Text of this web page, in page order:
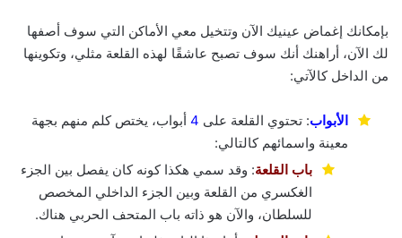
بإمكانك إغماض عينيك الآن وتتخيل معي الأماكن التي سوف أصفها
لك الآن، أراهنك أنك سوف تصبح عاشقًا لهذه القلعة مثلي، وتكوينها
من الداخل كالآتي:
الأبواب: تحتوي القلعة على 4 أبواب، يختص كلم منهم بجهة
معينة واسمائهم كالتالي:
باب القلعة: وقد سمي هكذا كونه كان يفصل بين الجزء
الغكسري من القلعة وبين الجزء الداخلي المخصص
للسلطان، والآن هو ذاته باب المتحف الحربي هناك.